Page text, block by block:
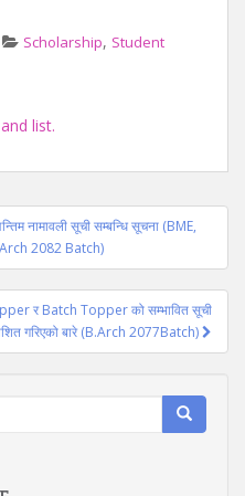
Scholarship, Student
list.
नामावली सूची सम्बन्धि सूचना (BME,
2082 Batch)
र Batch Topper को सम्भावित सूची
गरिएको बारे (B.Arch 2077Batch)